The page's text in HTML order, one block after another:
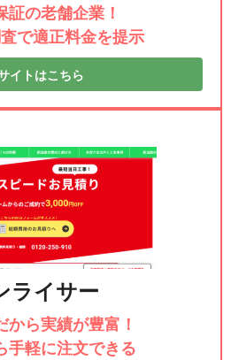
証の老舗企業！
で適正料金を提示
イトはこちら
ライサー
から実績が豊富！
手軽に注文できる